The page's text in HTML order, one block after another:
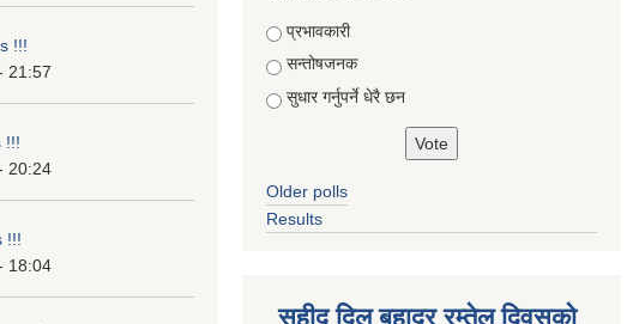
!!!
21:57
!!!
20:24
!!!
18:04
Choices
प्रभावकारी
सन्तोषजनक
सुधार गर्नुपर्ने धेरै छन
Older polls
Results
सहीद दिल बहादुर रम्तेल दिवसको